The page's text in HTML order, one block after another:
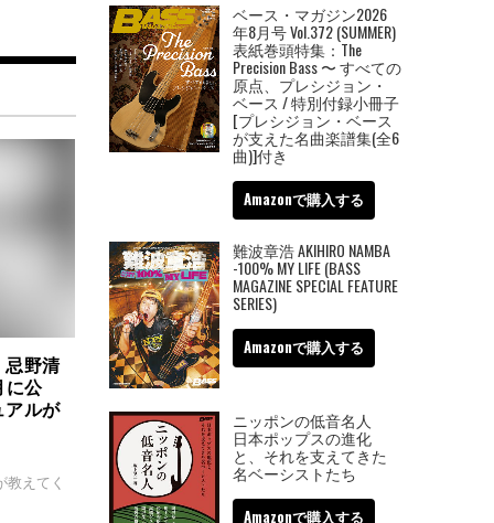
野清
に公
アルが
えてく
ベース・マガジン2026
年8月号 Vol.372 (SUMMER)
表紙巻頭特集：The
Precision Bass 〜 すべての
原点、プレシジョン・
ベース / 特別付録小冊子
[プレシジョン・ベース
が支えた名曲楽譜集(全6
曲)]付き
Amazonで購入する
難波章浩 AKIHIRO NAMBA
-100% MY LIFE (BASS
MAGAZINE SPECIAL FEATURE
SERIES)
Amazonで購入する
ニッポンの低音名人
日本ポップスの進化
と、それを支えてきた
名ベーシストたち
Amazonで購入する